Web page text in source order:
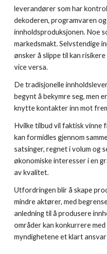
leverandører som har
dekoderen, programvaren
innholdsproduksjonen. Noe
markedsmakt. Selvstendige
ønsker å slippe til kan
vice versa.
De tradisjonelle
begynt å bekymre seg, men
knytte kontakter inn mot
Hvilke tilbud vil faktisk vinne
kan formidles gjennom
satsinger, regnet i volum og
økonomiske interesser i en
av kvalitet.
Utfordringen blir å skape
mindre aktører, med
anledning til å produsere
områder kan konkurrere
myndighetene et klart